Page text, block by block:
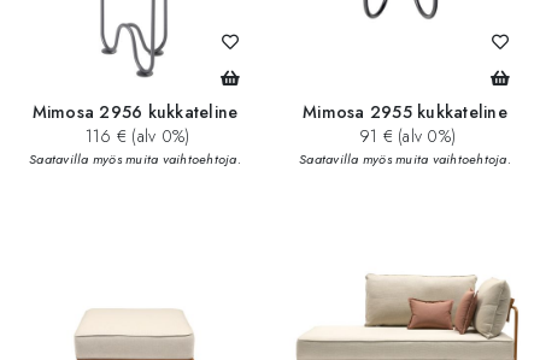
Mimosa 2956 kukkateline
116 € (alv 0%)
Saatavilla myös muita vaihtoehtoja.
Mimosa 2955 kukkateline
91 € (alv 0%)
Saatavilla myös muita vaihtoehtoja.